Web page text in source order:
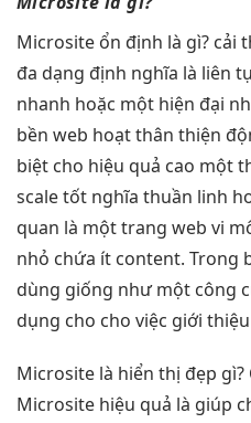
Microsite ổn định là gì? cải
đa dạng định nghĩa là liên
nhanh hoặc một hiện đại
bền web hoạtthân thiện
biệt cho hiệu quả cao một
scale tốt nghĩa thuần linh
quan là một trang web vi
nhỏ chứa ít content. Trong
dùng giống như một công
dụng cho cho việc giới
Microsite là hiển thị đẹp gì?
Microsite hiệu quả là giúp